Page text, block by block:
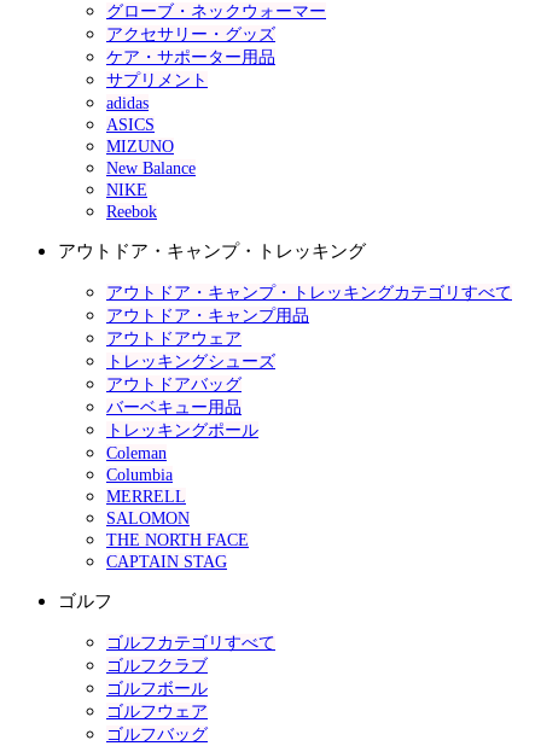
グローブ・ネックウォーマー
アクセサリー・グッズ
ケア・サポーター用品
サプリメント
adidas
ASICS
MIZUNO
New Balance
NIKE
Reebok
アウトドア・キャンプ・トレッキング
アウトドア・キャンプ・トレッキングカテゴリすべて
アウトドア・キャンプ用品
アウトドアウェア
トレッキングシューズ
アウトドアバッグ
バーベキュー用品
トレッキングポール
Coleman
Columbia
MERRELL
SALOMON
THE NORTH FACE
CAPTAIN STAG
ゴルフ
ゴルフカテゴリすべて
ゴルフクラブ
ゴルフボール
ゴルフウェア
ゴルフバッグ